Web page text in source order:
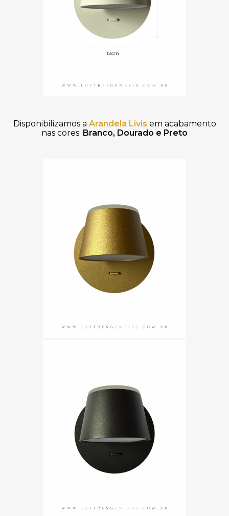
Disponibilizamos a Arandela Livis em acabamento
nas cores: Branco, Dourado e Preto